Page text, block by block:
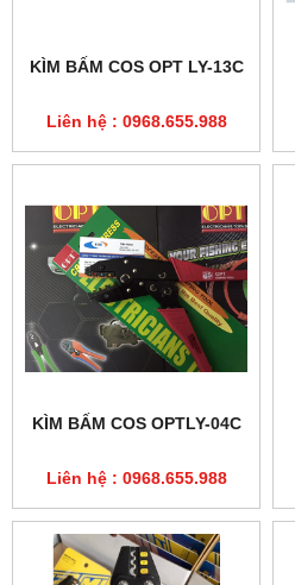
KÌM BẤM COS OPT LY-13C
Liên hệ : 0968.655.988
KÌM BẤM COS OPTLY-04C
Liên hệ : 0968.655.988